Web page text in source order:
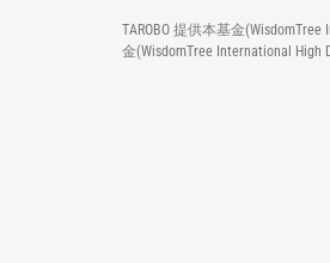
TAROBO 提供本基金
金(WisdomTree International